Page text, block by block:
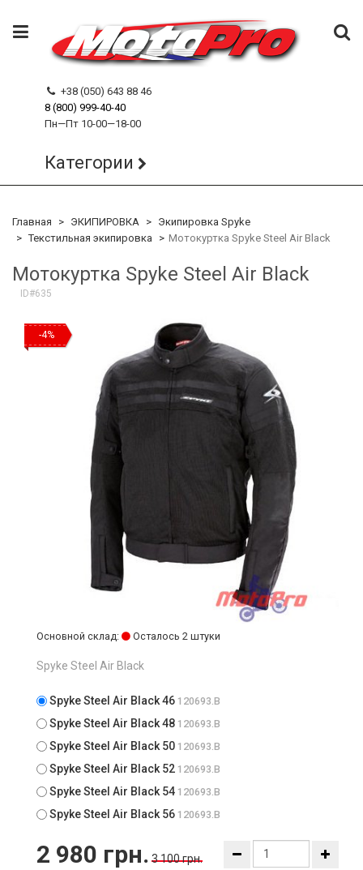
+38 (050) 643 88 46
8 (800) 999-40-40
Пн—Пт 10-00—18-00
Категории
Главная ЭКИПИРОВКА
Экипировка Spyke
Текстильная экипировка
Мотокуртка Spyke Steel Air Black
Мотокуртка Spyke Steel Air Black
ID#635
-4%
Основной склад: Осталось 2 штуки
Spyke Steel Air Black
Spyke Steel Air Black 46 120693.B
Spyke Steel Air Black 48 120693.B
Spyke Steel Air Black 50 120693.B
Spyke Steel Air Black 52 120693.B
Spyke Steel Air Black 54 120693.B
Spyke Steel Air Black 56 120693.B
2 980 грн. 3 100 грн.